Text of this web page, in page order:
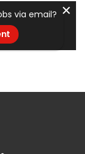
via email? ✕